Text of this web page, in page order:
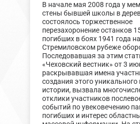
В начале мая 2008 года у
стены бывшей школы в
состоялось торжественное
перезахоронение останков
погибших в боях 1941 года на
Стремиловском рубеже
Последовавшая за этим
«Чеховский вестник» от 3
раскрывавшая имена
создания этого
истории, вызвала
отклики участников
событий по увековечению
погибших и интерес